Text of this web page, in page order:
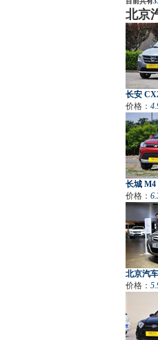
北京
长安
价格：
长城 M4
价格：
北京汽
价格：